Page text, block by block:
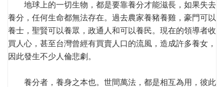
地球上的一切生物，都是要靠養分才能滋長，如果失去
養分，任何生命都無法存在。過去農家養豬養雞，豪門可以
養士，聖賢可以養眾，政通人和可以養民。現在的領導者收
買人心，甚至台灣曾經有買賣人口的流風，造成許多養女，
因此發生不少人倫悲劇。
養分者，養身之本也。世間萬法，都是相互為用，彼此